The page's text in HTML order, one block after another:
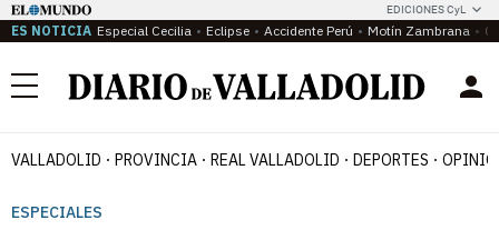
EDICIONES CyL
ES NOTICIA Especial Cecilia Eclipse Accidente Perú Motín Zambrana
Menú
VALLADOLID PROVINCIA REAL VALLADOLID DEPORTES
ESPECIALES